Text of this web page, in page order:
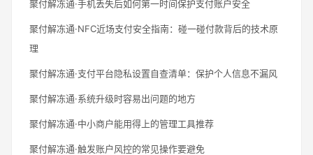
聚付解冻通·手机丢失后如何第一时间保护支付账户安全
聚付解冻通·NFC近场支付安全指南：碰一碰付款背后的技术原
理
聚付解冻通·支付平台隐私设置自查清单：保护个人信息不漏风
聚付解冻通·系统升级时容易出问题的地方
聚付解冻通·中小商户能用得上的管理工具推荐
聚付解冻通·触发账户风控的常见操作要避免